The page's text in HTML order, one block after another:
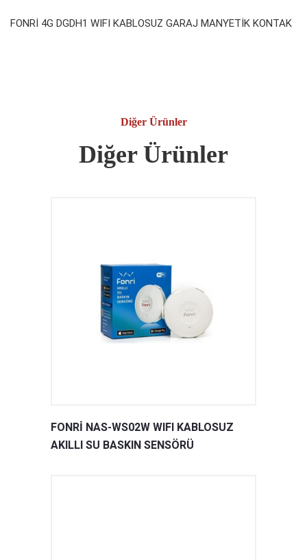
FONRİ 4G DGDH1 WIFI KABLOSUZ GARAJ MANYETİK KONTAK
Diğer Ürünler
Diğer Ürünler
FONRİ NAS-WS02W WIFI KABLOSUZ
AKILLI SU BASKIN SENSÖRÜ